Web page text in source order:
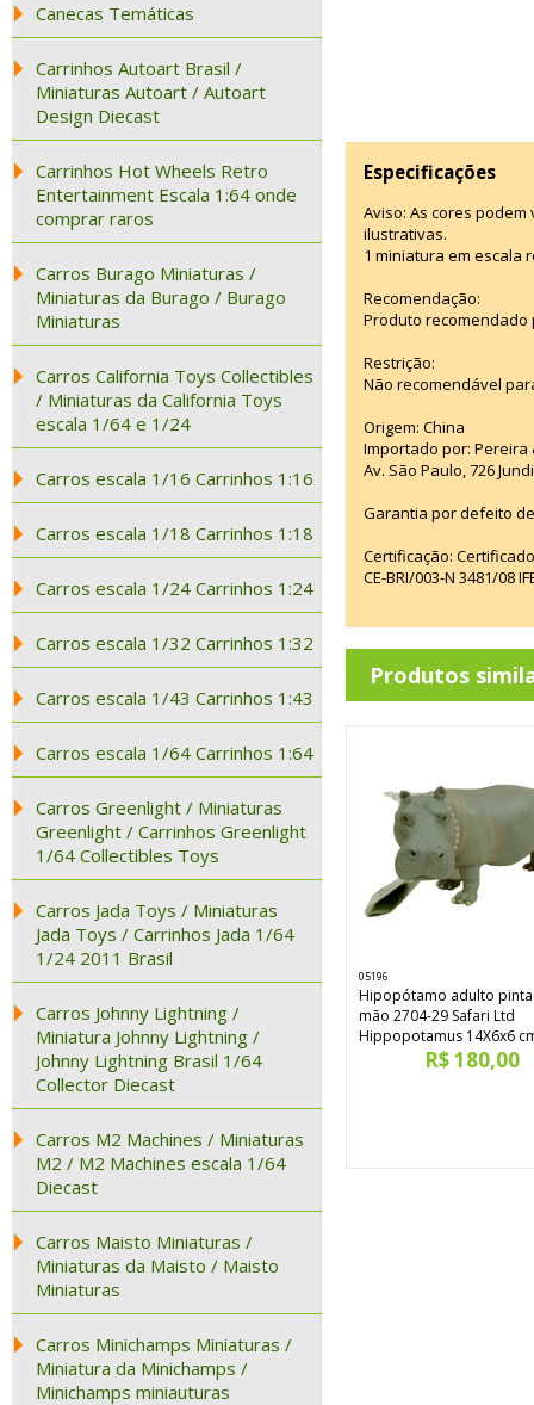
Canecas Temáticas
Carrinhos Autoart Brasil /
Miniaturas Autoart / Autoart
Design Diecast
Carrinhos Hot Wheels Retro
Entertainment Escala 1:64 onde
comprar raros
Carros Burago Miniaturas /
Miniaturas da Burago / Burago
Miniaturas
Carros California Toys Collectibles
/ Miniaturas da California Toys
escala 1/64 e 1/24
Carros escala 1/16 Carrinhos 1:16
Carros escala 1/18 Carrinhos 1:18
Carros escala 1/24 Carrinhos 1:24
Carros escala 1/32 Carrinhos 1:32
Carros escala 1/43 Carrinhos 1:43
Carros escala 1/64 Carrinhos 1:64
Carros Greenlight / Miniaturas
Greenlight / Carrinhos Greenlight
1/64 Collectibles Toys
Carros Jada Toys / Miniaturas
Jada Toys / Carrinhos Jada 1/64
1/24 2011 Brasil
Carros Johnny Lightning /
Miniatura Johnny Lightning /
Johnny Lightning Brasil 1/64
Collector Diecast
Carros M2 Machines / Miniaturas
M2 / M2 Machines escala 1/64
Diecast
Carros Maisto Miniaturas /
Miniaturas da Maisto / Maisto
Miniaturas
Carros Minichamps Miniaturas /
Miniatura da Minichamps /
Minichamps miniauturas
Especificações
Aviso: As cores
ilustrativas.
1 miniatura em escala
Recomendação:
Produto recomendado
Restrição:
Não recomendável
Origem: China
Importado por: Pereira
Av. São Paulo, 726
Garantia por defeito
Certificação:
CE-BRI/003-N 3481/08
Produtos
05196
Hipopótamo adulto
mão 2704-29 Safari Ltd
Hippopotamus 14X6x6
R$ 180,00